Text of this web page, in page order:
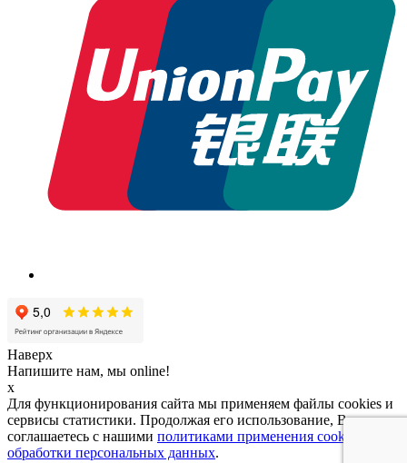
Наверх
Напишите нам, мы online!
x
Для функционирования сайта мы применяем файлы cookies и
сервисы статистики. Продолжая его использование, Вы
соглашаетесь с нашими политиками применения cookies и
обработки персональных данных.